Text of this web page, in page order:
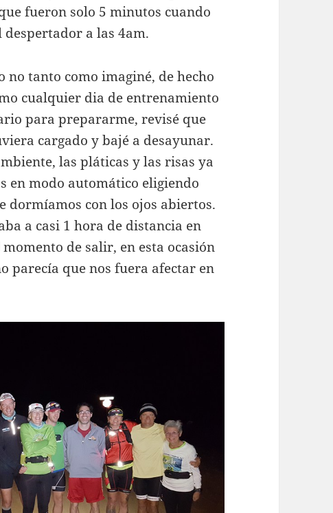
fueron solo 5 minutos cuando
a las 4am.
tanto como imaginé, de hecho
cualquier dia de entrenamiento
para prepararme, revisé que
cargado y bajé a desayunar.
las pláticas y las risas ya
en modo automático eligiendo
dormíamos con los ojos abiertos.
a casi 1 hora de distancia en
de salir, en esta ocasión
parecía que nos fuera afectar en